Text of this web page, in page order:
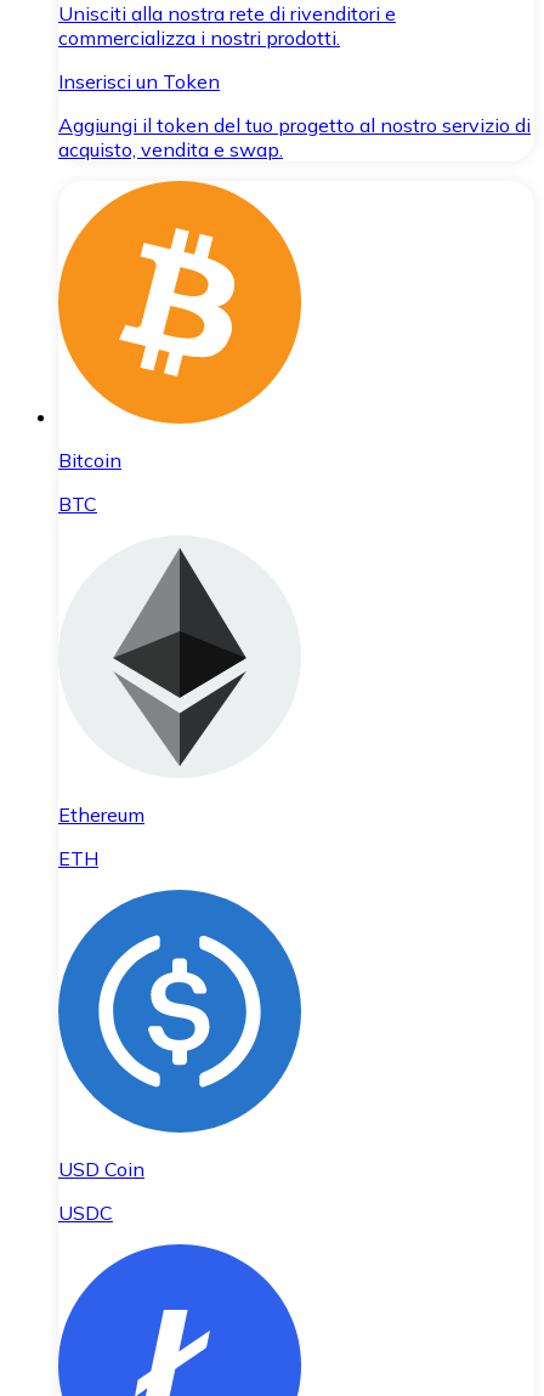
Unisciti alla nostra rete di rivenditori e
commercializza i nostri prodotti.
Inserisci un Token
Aggiungi il token del tuo progetto al nostro servizio di
acquisto, vendita e swap.
Bitcoin
BTC
Ethereum
ETH
USD Coin
USDC